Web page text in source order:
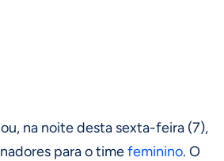
na noite desta sexta-feira (7),
para o timefeminino. O